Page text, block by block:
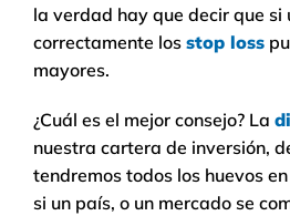
la verdad hay que decir que si
correctamente los stop loss
mayores.
¿Cuál es el mejor consejo? La
nuestra cartera de inversión,
tendremos todos los huevos
si un país, o un mercado se